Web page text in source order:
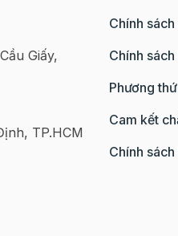
Giấy,
TP.HCM
Chính
Chính
Phương
Cam kết
Chính